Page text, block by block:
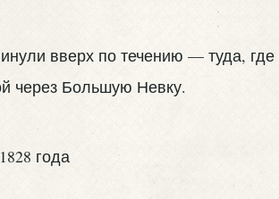
вверх по течению — туда,
через Большую Невку.